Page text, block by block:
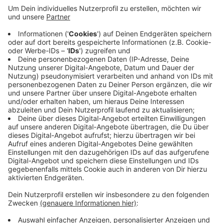
gestohlenen Auto vor den Augen der Polizei bei
saß auf dem Beifahrersitz. Bei der Flucht prallte
das Auto gegen eine Laterne, danach versuchten
die beiden, zu Fuß zu fließen. Die Wuppertalerin war
betrunken und beide hatten auch Drogen
genommen. Und beide haben gar keinen
Führerschein.
Veröffentlicht:Montag, 27.02.2023 18:35
Anzeige
Anzeige